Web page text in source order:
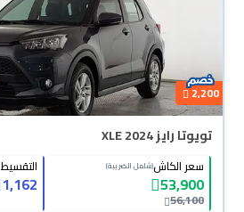
2,200
تويوتا رايز XLE 2024
سعر الكاش(شامل الضريبة)
53,900
56,100
التقسيط
1,162